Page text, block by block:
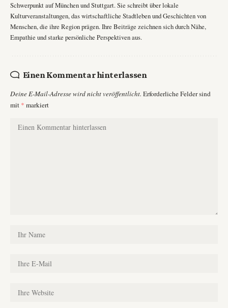
Schwerpunkt auf München und Stuttgart. Sie schreibt über lokale
Kulturveranstaltungen, das wirtschaftliche Stadtleben und Geschichten von
Menschen, die ihre Region prägen. Ihre Beiträge zeichnen sich durch Nähe,
Empathie und starke persönliche Perspektiven aus.
Einen Kommentar hinterlassen
Deine E-Mail-Adresse wird nicht veröffentlicht. Erforderliche Felder sind
mit * markiert